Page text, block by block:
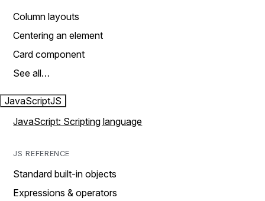
Column layouts
Centering an element
Card component
See all…
JavaScriptJS
JavaScript: Scripting language
JS REFERENCE
Standard built-in objects
Expressions & operators